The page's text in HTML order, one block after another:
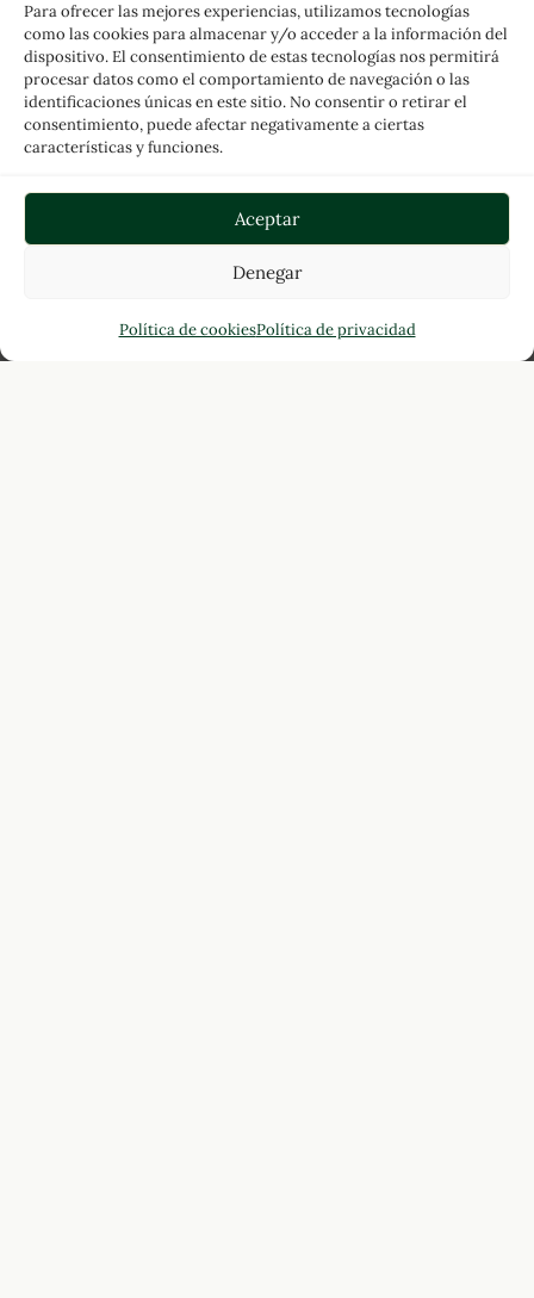
Para ofrecer las mejores experiencias, utilizamos tecnologías
como las cookies para almacenar y/o acceder a la información del
dispositivo. El consentimiento de estas tecnologías nos permitirá
procesar datos como el comportamiento de navegación o las
identificaciones únicas en este sitio. No consentir o retirar el
consentimiento, puede afectar negativamente a ciertas
características y funciones.
Aceptar
Denegar
Política de cookiesPolítica de privacidad